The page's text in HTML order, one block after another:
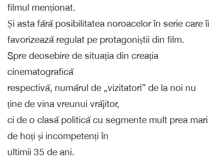
filmul menționat.
Și asta fără posibilitatea noroacelor în serie care îi
favorizează regulat pe protagoniștii din film.
Spre deosebire de situația din creația
cinematografică
respectivă, numărul de „vizitatori” de la noi nu
ține de vina vreunui vrăjitor,
ci de o clasă politică cu segmente mult prea mari
de hoți și incompetenți în
ultimii 35 de ani.